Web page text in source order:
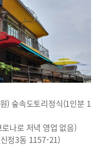
) 숲속도토리정식(1인분 1
나로 저녁 영업 없음)
정3동 1157-21)